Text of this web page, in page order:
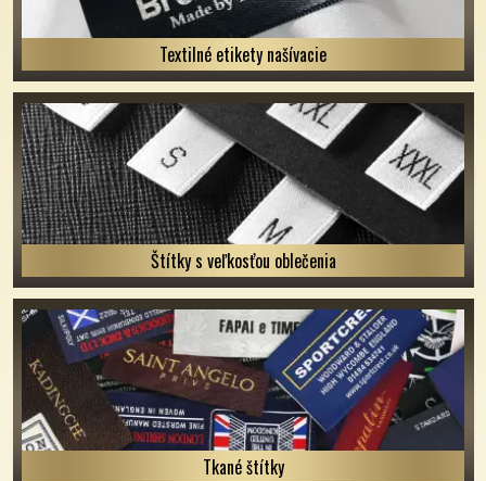
Textilné etikety našívacie
Štítky s veľkosťou oblečenia
Tkané štítky